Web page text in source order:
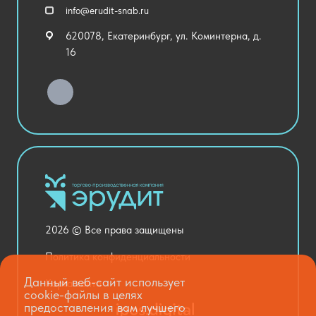
Спортивный зал
Уличное оборудование
Хозяйственные Товары
Столовая и пищеблок
Оснащение кабинетов
Медицинский кабинет
Национальные проекты
info@erudit-snab.ru
620078, Екатеринбург, ул. Коминтерна, д.
16
2026 © Все права защищены
Политика конфиденциальности
Карта сайта
Данный веб-сайт использует
cookie-файлы в целях
предоставления вам лучшего